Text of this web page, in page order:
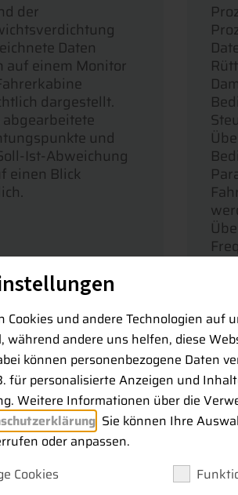
der
Daten
auf einem Monitor
dargestellt.
und
Ist-Abweichung
einen Blick
Cookies und andere Technologien auf
während andere uns helfen, diese
können personenbezogene Daten
für personalisierte Anzeigen und
Weitere Informationen über die
. Sie können Ihre
oder anpassen.
Cookies